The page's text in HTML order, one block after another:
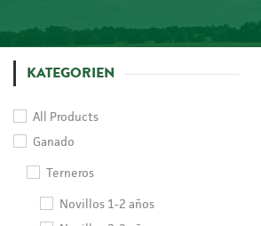
KATEGORIEN
All Products
Ganado
Terneros
Novillos 1-2 años